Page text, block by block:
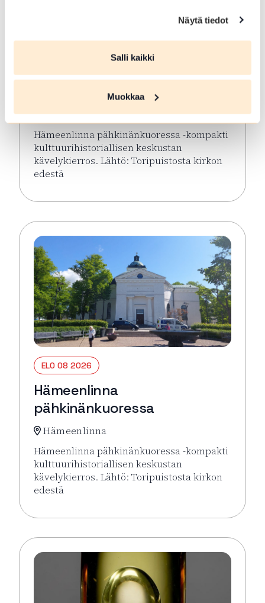
Näytä tiedot
Salli kaikki
Muokkaa
Hämeenlinna
pähkinänkuoressa
Hämeenlinna
Hämeenlinna pähkinänkuoressa -kompakti
kulttuurihistoriallisen keskustan
kävelykierros. Lähtö: Toripuistosta kirkon
edestä
Lue lisää tapahtumasta Hämeenlinna
ELO 08 2026
Hämeenlinna
pähkinänkuoressa
Hämeenlinna
Hämeenlinna pähkinänkuoressa -kompakti
kulttuurihistoriallisen keskustan
kävelykierros. Lähtö: Toripuistosta kirkon
edestä
Lue lisää tapahtumasta Hämeenlinna